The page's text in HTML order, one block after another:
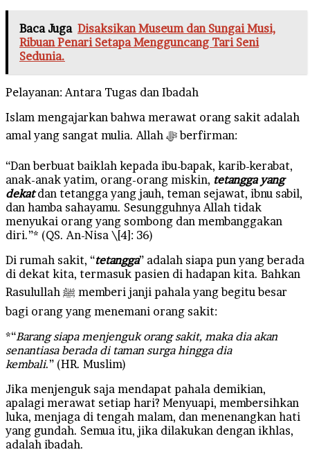
Baca Juga Disaksikan Museum dan Sungai Musi,
Ribuan Penari Setapa Mengguncang Tari Seni
Sedunia.
Pelayanan: Antara Tugas dan Ibadah
Islam mengajarkan bahwa merawat orang sakit adalah
amal yang sangat mulia. Allah ﷻ berfirman:
“Dan berbuat baiklah kepada ibu-bapak, karib-kerabat,
anak-anak yatim, orang-orang miskin, tetangga yang
dekatdan tetangga yang jauh, teman sejawat, ibnu sabil,
dan hamba sahayamu. Sesungguhnya Allah tidak
menyukai orang yang sombong dan membanggakan
diri.”* (QS. An-Nisa \[4]: 36)
Di rumah sakit, “tetangga” adalah siapa pun yang berada
di dekat kita, termasuk pasien di hadapan kita. Bahkan
Rasulullah ﷺ memberi janji pahala yang begitu besar
bagi orang yang menemani orang sakit:
*“Barang siapa menjenguk orang sakit, maka dia akan
senantiasa berada di taman surga hingga dia
kembali.” (HR. Muslim)
Jika menjenguk saja mendapat pahala demikian,
apalagi merawat setiap hari? Menyuapi, membersihkan
luka, menjaga di tengah malam, dan menenangkan hati
yang gundah. Semua itu, jika dilakukan dengan ikhlas,
adalah ibadah.